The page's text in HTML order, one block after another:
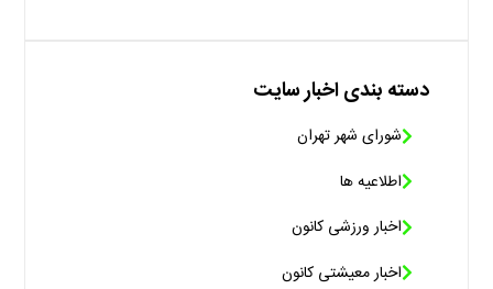
دسته بندی اخبار سایت
شورای شهر تهران
اطلاعیه ها
اخبار ورزشی کانون
اخبار معیشتی کانون